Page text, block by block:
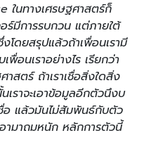
ในทางเศรษฐศาสตร์ก็
มีการรบกวน แต่ภายใต้
ดยสรุปแล้วถ้าเพื่อนเรามี
พื่อนเราอย่างไร เรียกว่า
าสตร์ ถ้าเราเชื่อสิ่งใดสิ่ง
เราจะเอาข้อมูลอีกตัวนึงบ
อ แล้วมันไม่สัมพันธ์กับตัว
ามาถมหนัก หลักการตัวนี้